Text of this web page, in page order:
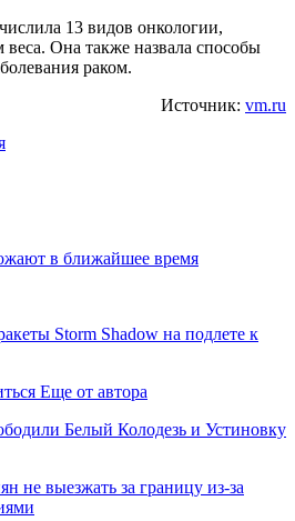
13 видов онкологии,
Она также назвала способы
раком.
Источник: vm.ru
в ближайшее время
Storm Shadow на подлете к
Еще от автора
Белый Колодезь и Устиновку
не выезжать за границу из-за